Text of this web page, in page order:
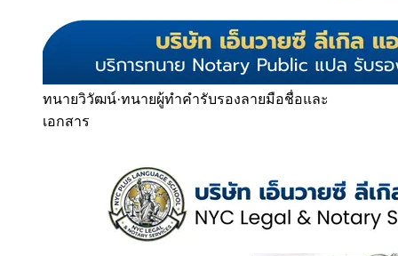
ทนายวิวัฒน์·ทนายผู้ทำคำรับรองลายมือชื่อและ
เอกสาร